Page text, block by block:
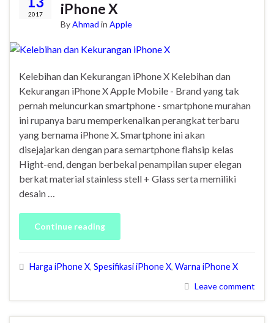
2017
iPhone X
ByAhmad in Apple
Kelebihan dan Kekurangan iPhone X Kelebihan dan
Kekurangan iPhone X Apple Mobile - Brand yang tak
pernah meluncurkan smartphone - smartphone murahan
ini rupanya baru memperkenalkan perangkat terbaru
yang bernama iPhone X. Smartphone ini akan
disejajarkan dengan para semartphone flahsip kelas
Hight-end, dengan berbekal penampilan super elegan
berkat material stainless stell + Glass serta memiliki
desain …
Continue reading
Harga iPhone X, Spesifikasi iPhone X, Warna iPhone X
Leave comment